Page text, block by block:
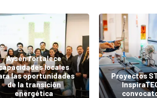
Aysén fortalece
locales
las oportunidades
de la transición
energética
Proyectos